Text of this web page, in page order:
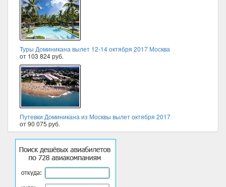
Туры Доминикана вылет 12-14 октября 2017 Москва
от 103 824 руб.
Путевки Доминикана из Москвы вылет октября 2017
от 90 075 руб.